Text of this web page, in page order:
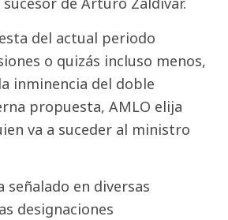
del actual periodo
o quizás incluso menos,
inminencia del doble
propuesta, AMLO elija
va a suceder al ministro
señalado en diversas
designaciones